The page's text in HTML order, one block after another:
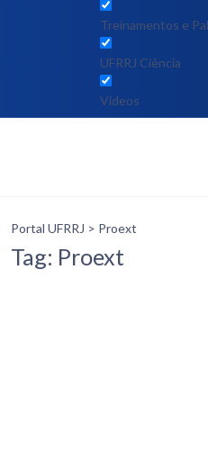
Treinamentos e
UFRRJ Ciência
Vídeos
Portal UFRRJ > Proext
Tag: Proext